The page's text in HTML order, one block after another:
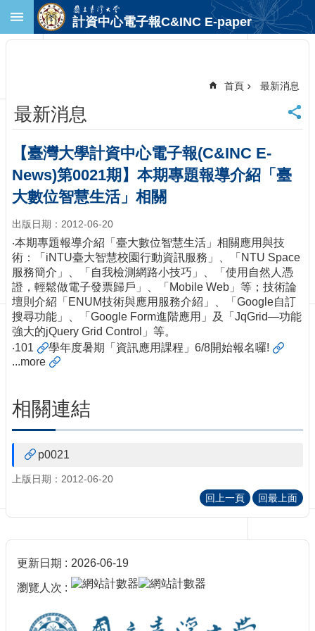
跳到主要內容區塊
首
頁
臺
大
首
頁
中
首
頁
聯
絡
資
訊
訂
閱/
取
網
站
導
最
息
於
們
計資中心電子報C&INC E-paper
首頁 最新消息
最新消息
【臺灣大學計資中心電子報(C&INC E-
News)第0021期】本期專題報導介紹「臺
大數位智慧生活」相關
出版日期：2012-06-20
‧本期專題報導介紹「臺大數位智慧生活」相關應用與技
術：「iNTU臺大智慧校園行動資訊服務」、「NTU Space
服務簡介」、「自我檢測網路小技巧」、「使用自然人憑
證，輕鬆做電子發票歸戶」、「Mobile Web」等；技術論
壇則介紹「ENUM技術與應用服務介紹」、「Google自訂
搜尋功能」、「Google Form進階應用」及「JqGrid—功能
強大的jQuery Grid Control」等。
‧101
學年度暑期「資訊應用課程」6/8開始報名囉!
...more
相關連結
p0021
上版日期：2012-06-20
回上一頁
回最上面
更新日期 2026-06-19
瀏覽人次